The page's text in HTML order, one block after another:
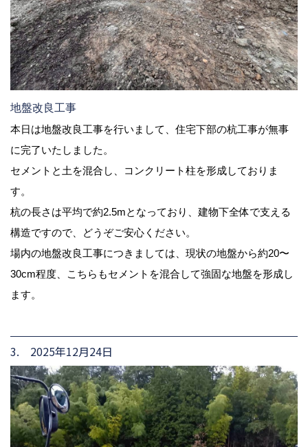
地盤改良工事
本日は地盤改良工事を行いまして、住宅下部の杭工事が無事
に完了いたしました。
セメントと土を混合し、コンクリート柱を形成しておりま
す。
杭の長さは平均で約2.5mとなっており、建物下全体で支える
構造ですので、どうぞご安心ください。
場内の地盤改良工事につきましては、現状の地盤から約20〜
30cm程度、こちらもセメントを混合して強固な地盤を形成し
ます。
3. 2025年12月24日